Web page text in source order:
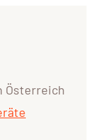
Österreich